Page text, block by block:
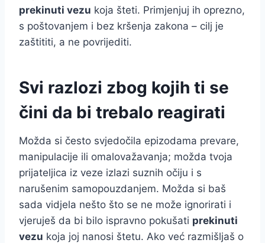
prekinuti vezu koja šteti. Primjenjuj ih oprezno,
s poštovanjem i bez kršenja zakona – cilj je
zaštititi, a ne povrijediti.
Svi razlozi zbog kojih ti se
čini da bi trebalo reagirati
Možda si često svjedočila epizodama prevare,
manipulacije ili omalovažavanja; možda tvoja
prijateljica iz veze izlazi suznih očiju i s
narušenim samopouzdanjem. Možda si baš
sada vidjela nešto što se ne može ignorirati i
vjeruješ da bi bilo ispravno pokušati prekinuti
vezu koja joj nanosi štetu. Ako već razmišljaš o